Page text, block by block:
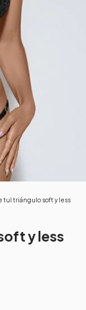
tul triángulo soft y less
y less